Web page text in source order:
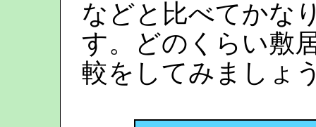
などと比べてかな
す。どのくらい敷
較をしてみましょ